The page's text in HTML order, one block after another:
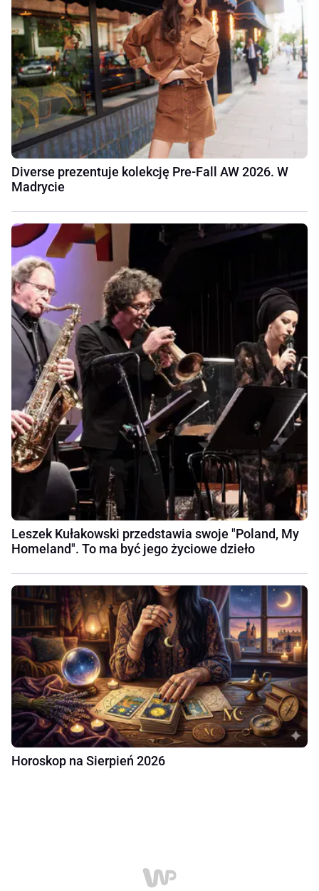
Diverse prezentuje kolekcję Pre-Fall AW 2026. W
Madrycie
Leszek Kułakowski przedstawia swoje "Poland, My
Homeland". To ma być jego życiowe dzieło
Horoskop na Sierpień 2026